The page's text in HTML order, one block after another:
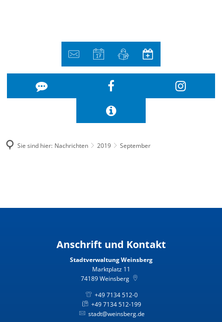
Sie sind hier: Nachrichten 2019 September
Anschrift und Kontakt
Stadtverwaltung Weinsberg
Marktplatz 11
74189Weinsberg
+49 7134 512-0
+49 7134 512-199
stadt@weinsberg.de